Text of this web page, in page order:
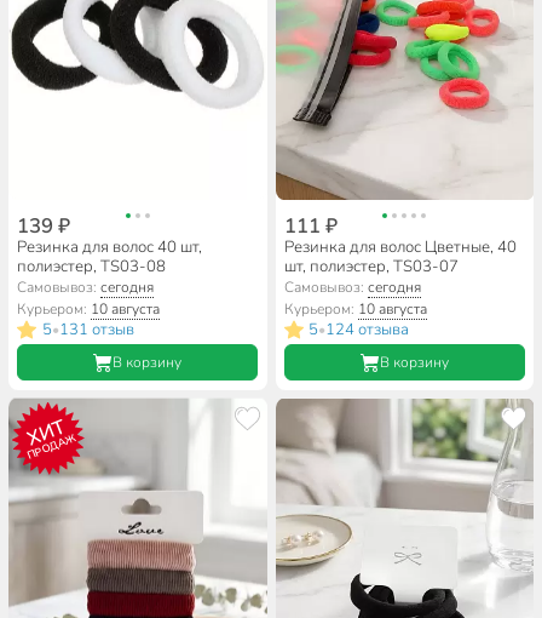
139 ₽
Резинка для волос 40 шт,
полиэстер, TS03-08
Самовывоз:сегодня
Курьером: 10 августа
5•131 отзыв
В корзину
111 ₽
Резинка для волос Цветные, 40
шт, полиэстер, TS03-07
Самовывоз: сегодня
Курьером: 10 августа
5•124 отзыва
В корзину
ХИТ
ПРОДАЖ